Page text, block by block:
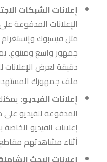
إعلانات الشبكات
الإعلانات المدفوعة
مثل فيسبوك وإنستغرام
جمهور واسع ومتنوع.
دقيقة لعرض الإعلانات
ملف جمهورك
إعلانات الفيديو:
المدفوعة للفيديو
إعلانات الفيديو
أثناء مشاهدتهم